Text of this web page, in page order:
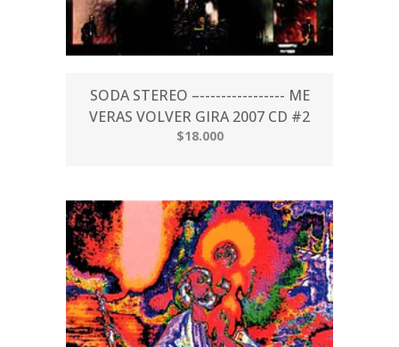
SODA STEREO –---------------- ME
VERAS VOLVER GIRA 2007 CD #2
$18.000